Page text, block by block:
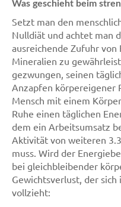
Was geschieht beim
Setzt man den
Nulldiät und achtet man
ausreichende Zufuhr
Mineralien zu
gezwungen, seinen
Anzapfen körpereigener
Mensch mit einem
Ruhe einen täglichen
dem ein Arbeitsumsatz
Aktivität von weiteren
muss. Wird der
bei gleichbleibender
Gewichtsverlust, der
vollzieht: